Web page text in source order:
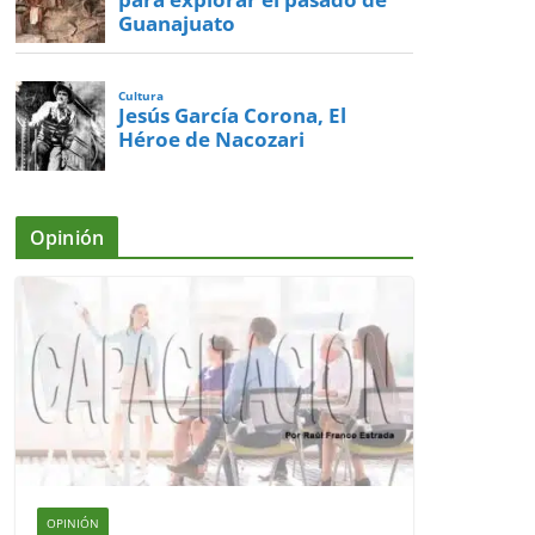
Guanajuato
Cultura
Jesús García Corona, El
Héroe de Nacozari
Opinión
OPINIÓN